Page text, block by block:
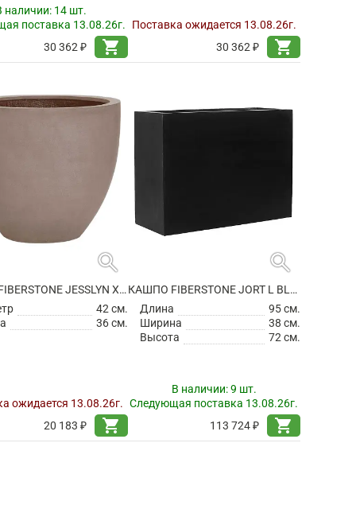
наличии: 14 шт.
поставка 13.08.26г.
30 362 ₽
shopping_cart
Поставка ожидается 13.08.26г.
30 362 ₽
shopping_cart
search
КАШПО FIBERSTONE JESSLYN XS, TAUPE
42 см.
36 см.
ожидается 13.08.26г.
20 183 ₽
shopping_cart
search
КАШПО FIBERSTONE JORT L BLACK
Длина
95 см.
Ширина
38 см.
Высота
72 см.
В наличии:9 шт.
Следующая поставка 13.08.26г.
113 724 ₽
shopping_cart